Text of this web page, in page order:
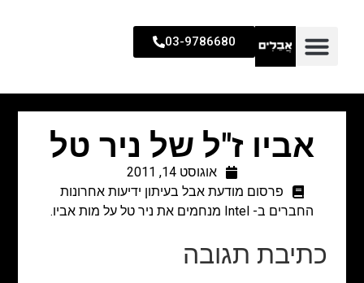
03-9786680
אביו ז"ל של ניר טל
אוגוסט 14, 2011
פרסום מודעת אבל בעיתון ידיעות אחרונות
החברים ב- Intel מנחמים את ניר טל על מות אביו.
כתיבת תגובה